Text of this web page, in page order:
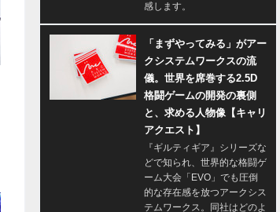
感します。
「まずやってみる」がアー
クシステムワークスの流
儀。世界を席巻する2.5D
格闘ゲームの開発の裏側
と、求める人物像【キャリ
アクエスト】
『ギルティギア』シリーズな
どで知られ、世界的な格闘ゲ
ーム大会「EVO」でも圧倒
的な存在感を放つアークシス
テムワークス。同社はどのよ